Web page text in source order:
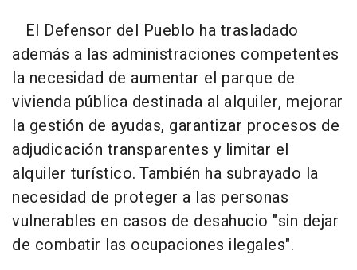
El Defensor del Pueblo ha trasladado
además a las administraciones competentes
la necesidad de aumentar el parque de
vivienda pública destinada al alquiler, mejorar
la gestión de ayudas, garantizar procesos de
adjudicación transparentes y limitar el
alquiler turístico. También ha subrayado la
necesidad de proteger a las personas
vulnerables en casos de desahucio "sin dejar
de combatir las ocupaciones ilegales".